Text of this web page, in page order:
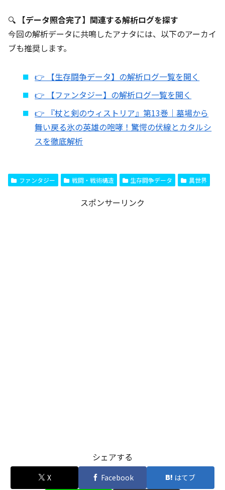
🔍 【データ照合完了】関連する解析ログを探す
今回の解析データに共鳴したアナタには、以下のアーカイ
ブも推奨します。
👉 【生存闘争データ】の解析ログ一覧を開く
👉 【ファンタジー】の解析ログ一覧を開く
👉 『杖と剣のウィストリア』第13巻｜墓場から
舞い戻る氷の英雄の咆哮！驚愕の伏線とカタルシ
スを徹底解析
ファンタジー 戦闘・戦術構造 生存闘争データ 異世界
スポンサーリンク
シェアする
X Facebook はてブ